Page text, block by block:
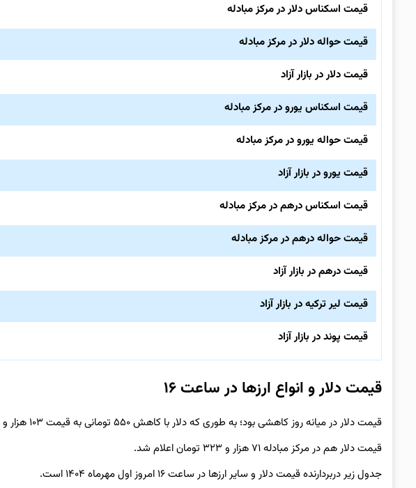
قیمت اسکناس دلار در مرکز مبادله
قیمت حواله دلار در مرکز مبادله
قیمت دلار در بازار آزاد
قیمت اسکناس یورو در مرکز مبادله
قیمت حواله یورو در مرکز مبادله
قیمت یورو در بازار آزاد
قیمت اسکناس درهم در مرکز مبادله
قیمت حواله درهم در مرکز مبادله
قیمت درهم در بازار آزاد
قیمت لیر ترکیه در بازار آزاد
قیمت پوند در بازار آزاد
قیمت دلار و انواع ارزها در ساعت ۱۶
قیمت دلار در میانه روز کاهشی بود؛ به طوری که دلار با کاهش ۵۵۰ تومانی به قیمت ۱۰۳ هزار و ۴۵۰ تومان فروخته شد.
قیمت دلار هم در مرکز مبادله ۷۱ هزار و ۳۲۳ تومان اعلام شد.
جدول زیر دربردارنده قیمت دلار و سایر ارزها در ساعت ۱۶ امروز اول مهرماه ۱۴۰۴ است.